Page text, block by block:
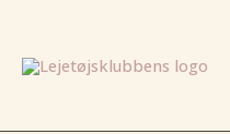
indholdet